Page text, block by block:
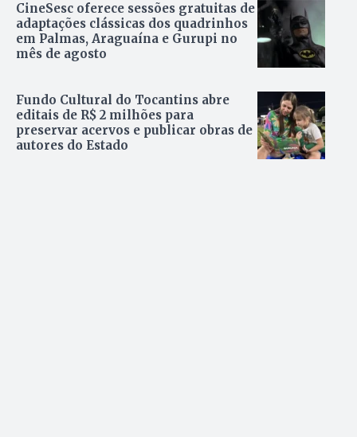
CineSesc oferece sessões gratuitas de
adaptações clássicas dos quadrinhos
em Palmas, Araguaína e Gurupi no
mês de agosto
Fundo Cultural do Tocantins abre
editais de R$ 2 milhões para
preservar acervos e publicar obras de
autores do Estado